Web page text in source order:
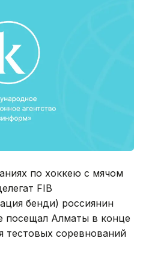
по хоккею с мячом
FIB
бенди) россиянин
посещал Алматы в конце
тестовых соревнований